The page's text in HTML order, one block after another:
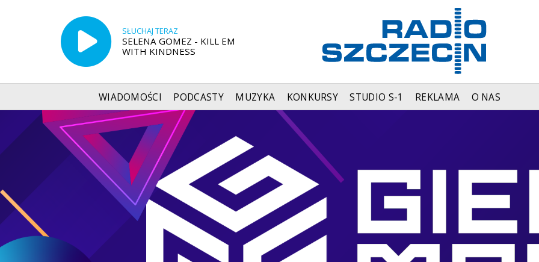
SŁUCHAJ TERAZ
SELENA GOMEZ - KILL EM
WITH KINDNESS
WIADOMOŚCI PODCASTY MUZYKA KONKURSY STUDIO S-1 REKLAMA O NAS